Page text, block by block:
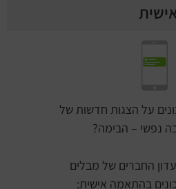
על הצגות חדשות של
נפשי – הבימה?
החברים של מבלים
בהתאמה אישית: